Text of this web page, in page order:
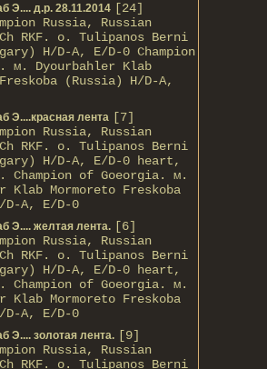
Э.... д.р. 28.11.2014 [24]
Russia, Russian
RKF. о. Tulipanos Berni
H/D-A, E/D-0 Champion
м. Dyourbahler Klab
(Russia) H/D-A,
Э....красная лента [7]
Russia, Russian
RKF. о. Tulipanos Berni
H/D-A, E/D-0 heart,
Champion of Gоeorgia. м.
Klab Mormoreto Freskoba
D-А, E/D-0
Э.... желтая лента. [6]
Russia, Russian
RKF. о. Tulipanos Berni
H/D-A, E/D-0 heart,
Champion of Gоeorgia. м.
Klab Mormoreto Freskoba
D-А, E/D-0
Э.... золотая лента. [9]
Russia, Russian
RKF. о. Tulipanos Berni